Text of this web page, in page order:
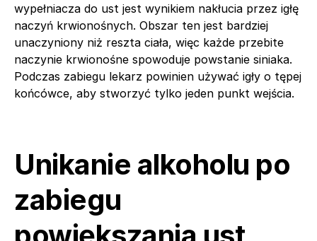
wypełniacza do ust jest wynikiem nakłucia przez igłę
naczyń krwionośnych. Obszar ten jest bardziej
unaczyniony niż reszta ciała, więc każde przebite
naczynie krwionośne spowoduje powstanie siniaka.
Podczas zabiegu lekarz powinien używać igły o tępej
końcówce, aby stworzyć tylko jeden punkt wejścia.
Unikanie alkoholu po
zabiegu